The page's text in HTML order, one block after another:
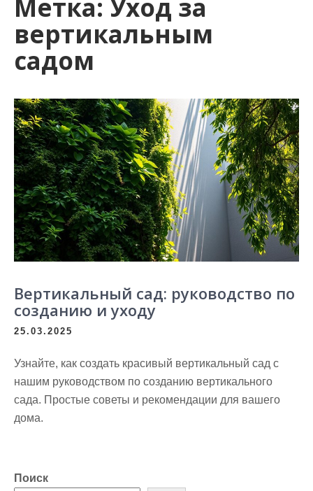
Метка: Уход за
вертикальным
садом
Вертикальный сад: руководство по
созданию и уходу
25.03.2025
Узнайте, как создать красивый вертикальный сад с
нашим руководством по созданию вертикального
сада. Простые советы и рекомендации для вашего
дома.
Поиск